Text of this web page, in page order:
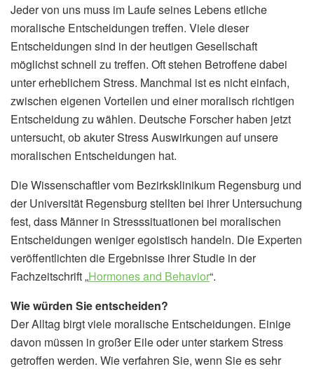
Jeder von uns muss im Laufe seines Lebens etliche
moralische Entscheidungen treffen. Viele dieser
Entscheidungen sind in der heutigen Gesellschaft
möglichst schnell zu treffen. Oft stehen Betroffene dabei
unter erheblichem Stress. Manchmal ist es nicht einfach,
zwischen eigenen Vorteilen und einer moralisch richtigen
Entscheidung zu wählen. Deutsche Forscher haben jetzt
untersucht, ob akuter Stress Auswirkungen auf unsere
moralischen Entscheidungen hat.
Die Wissenschaftler vom Bezirksklinikum Regensburg und
der Universität Regensburg stellten bei ihrer Untersuchung
fest, dass Männer in Stresssituationen bei moralischen
Entscheidungen weniger egoistisch handeln. Die Experten
veröffentlichten die Ergebnisse ihrer Studie in der
Fachzeitschrift „Hormones and Behavior“.
Wie würden Sie entscheiden?
Der Alltag birgt viele moralische Entscheidungen. Einige
davon müssen in großer Eile oder unter starkem Stress
getroffen werden. Wie verfahren Sie, wenn Sie es sehr